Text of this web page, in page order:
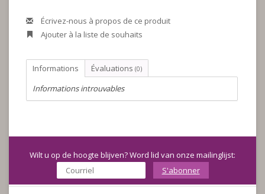
Écrivez-nous à propos de ce produit
Ajouter à la liste de souhaits
Informations Évaluations (0)
Informations introuvables
Wilt u op de hoogte blijven? Word lid van onze mailinglijst:
S'abonner